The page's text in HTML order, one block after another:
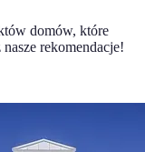
domów, które
rekomendacje!